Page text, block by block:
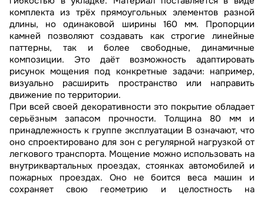
комплекта из трёх прямоугольных элементов разной
длины, но одинаковой ширины 160 мм. Пропорции
камней позволяют создавать как строгие линейные
паттерны, так и более свободные, динамичные
композиции. Это даёт возможность адаптировать
рисунок мощения под конкретные задачи: например,
визуально расширить пространство или направить
движение по территории.
При всей своей декоративности это покрытие обладает
серьёзным запасом прочности. Толщина 80 мм и
принадлежность к группе эксплуатации В означают, что
оно спроектировано для зон с регулярной нагрузкой от
легкового транспорта. Мощение можно использовать на
внутриквартальных проездах, стоянках автомобилей и
пожарных проездах. Оно не боится веса машин и
сохраняет свою геометрию и целостность на